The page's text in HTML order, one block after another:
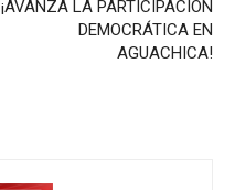
¡AVANZA LA PARTICIPACIÓN
DEMOCRÁTICA EN
AGUACHICA!